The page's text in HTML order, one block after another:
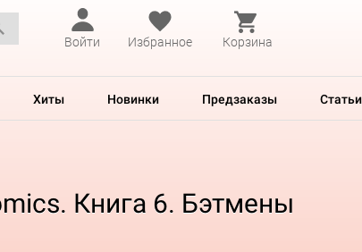
Войти
Избранное Корзина
Хиты Новинки Предзаказы Статьи
Книга 6. Бэтмены